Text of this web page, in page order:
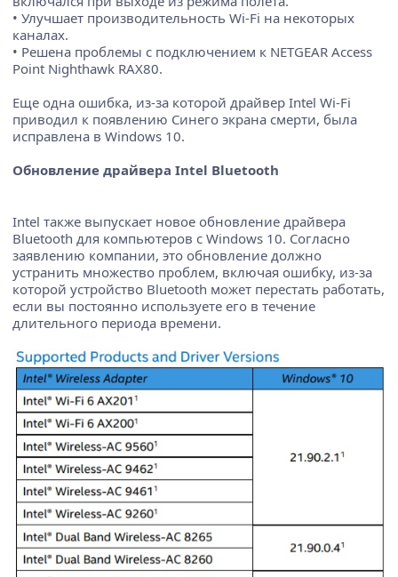
• Улучшает производительность Wi-Fi на некоторых
каналах.
• Решена проблемы с подключением к NETGEAR Access
Point Nighthawk RAX80.
Еще одна ошибка, из-за которой драйвер Intel Wi-Fi
приводил к появлению Синего экрана смерти, была
исправлена ​​в Windows 10.
Обновление драйвера Intel Bluetooth
Intel также выпускает новое обновление драйвера
Bluetooth для компьютеров с Windows 10. Согласно
заявлению компании, это обновление должно
устранить множество проблем, включая ошибку, из-за
которой устройство Bluetooth может перестать работать,
если вы постоянно используете его в течение
длительного периода времени.